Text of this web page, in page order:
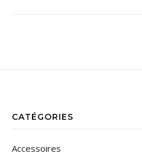
CATÉGORIES
Accessoires